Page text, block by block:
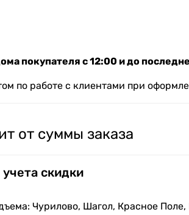
покупателя с 12:00 и до
по работе с клиентами при
от суммы заказа
скидки
Чурилово, Шагол, Красное